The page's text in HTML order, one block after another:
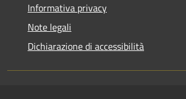
Informativa privacy
Note legali
Dichiarazione di accessibilità